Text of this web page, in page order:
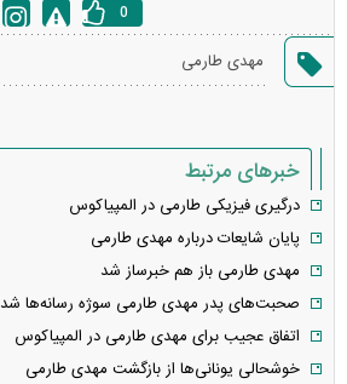
خطا
0
مهدی طارمی
خبرهای مرتبط
درگیری فیزیکی طارمی در المپیاکوس
پایان شایعات درباره مهدی طارمی
مهدی طارمی باز هم خبرساز شد
صحبت‌های پدر مهدی طارمی سوژه رسانه‌ها شد
اتفاق عجیب برای مهدی طارمی در المپیاکوس
خوشحالی یونانی‌ها از بازگشت مهدی طارمی